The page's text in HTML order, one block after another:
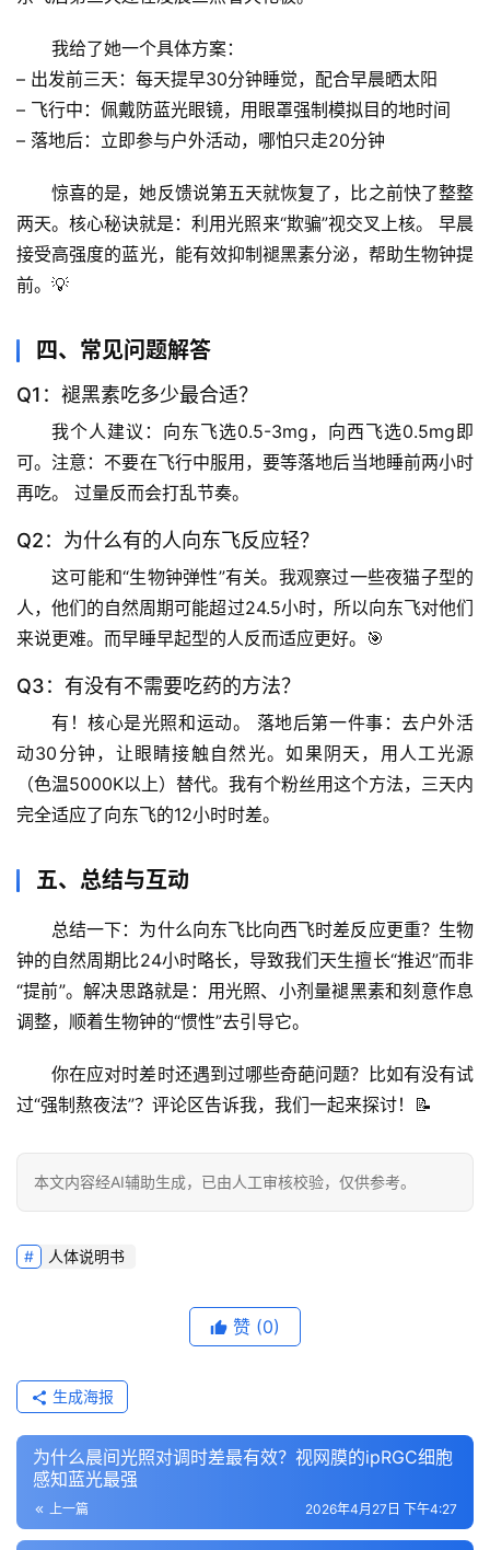
天
文
科
学
前
沿
理
驿
谣
求
我给了她一个具体方案：
– 出发前三天 ：每天提早30分钟睡觉，配合早晨晒太阳
– 飞行中 ：佩戴防蓝光眼镜，用眼罩强制模拟目的地时间
– 落地后：立即参与户外活动，哪怕只走20分钟
惊喜的是，她反馈说第五天就恢复了，比之前快了整整
两天。核心秘诀就是：利用光照来“欺骗”视交叉上核。
早晨
接受高强度的蓝光，能有效抑制褪黑素分泌，帮助生物钟提
前。💡
四、常见问题解答
Q1：褪黑素吃多少最合适？
我个人建议：向东飞选0.5-3mg，向西飞选0.5mg即
可。注意：不要在飞行中服用，要等落地后当地睡前两小时
再吃。
过量反而会打乱节奏。
Q2：为什么有的人向东飞反应轻？
这可能和“生物钟弹性”有关。我观察过一些夜猫子型的
人，他们的自然周期可能超过24.5小时，所以向东飞对他们
来说更难。而早睡早起型的人反而适应更好。🎯
Q3：有没有不需要吃药的方法？
有！核心是光照和运动。
落地后第一件事：去户外活
动30分钟，让眼睛接触自然光。如果阴天，用人工光源
（色温5000K以上）替代。我有个粉丝用这个方法，三天内
完全适应了向东飞的12小时时差。
五、总结与互动
总结一下：为什么向东飞比向西飞时差反应更重？生物
钟的自然周期比24小时略长，导致我们天生擅长“推迟”而非
“提前”。解决思路就是：用光照、小剂量褪黑素和刻意作息
调整，顺着生物钟的“惯性”去引导它。
你在应对时差时还遇到过哪些奇葩问题？比如有没有试
过“强制熬夜法”？评论区告诉我，我们一起来探讨！📝
本文内容经AI辅助生成，已由人工审核校验，仅供参考。
人体说明书
赞 (0)
生成海报
为什么晨间光照对调时差最有效？视网膜的ipRGC细胞
感知蓝光最强
上一篇 2026年4月27日 下午4:27